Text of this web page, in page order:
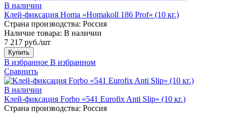
В наличии
Клей-фиксация Homa «Homakoll 186 Prof» (10 кг.)
Страна производства: Россия
Наличие товара: В наличии
7 217 руб./шт
Купить
В избранное В избранном
Сравнить
В наличии
Клей-фиксация Forbo «541 Eurofix Anti Slip» (10 кг.)
Страна производства: Россия